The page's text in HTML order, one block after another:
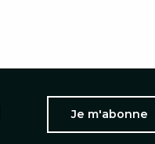
Je m'abonne